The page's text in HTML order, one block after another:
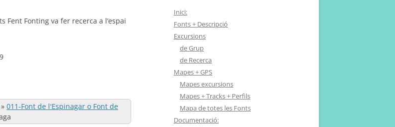
Fent Fonting va fer recerca a l’espai
» 011-Font de l'Espinagar o Font de
Inici:
Fonts + Descripció
Excursions
de Grup
de Recerca
Mapes + GPS
Mapes excursions
Mapes + Tracks + Perfils
Mapa de totes les Fonts
Documentació: